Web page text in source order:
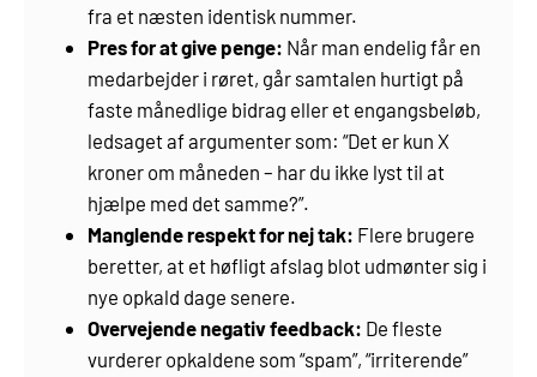
fra et næsten identisk nummer.
Pres for at give penge: Når man endelig får en
medarbejder i røret, går samtalen hurtigt på
faste månedlige bidrag eller et engangsbeløb,
ledsaget af argumenter som: “Det er kun X
kroner om måneden – har du ikke lyst til at
hjælpe med det samme?”.
Manglende respekt for nej tak: Flere brugere
beretter, at et høfligt afslag blot udmønter sig i
nye opkald dage senere.
Overvejende negativ feedback: De fleste
vurderer opkaldene som “spam”, “irriterende”